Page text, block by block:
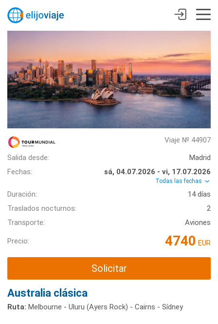
Viaje № 44907
Salida desde:
Madrid
Fechas:
sá, 04.07.2026 - vi, 17.07.2026
Todas las fechas
Duración:
14 días
Traslados nocturnos:
2
Transporte:
Aviones
Precio: 4740 EUR
Solicitar
Australia clásica
Ruta: Melbourne - Uluru (Ayers Rock) - Cairns - Sídney